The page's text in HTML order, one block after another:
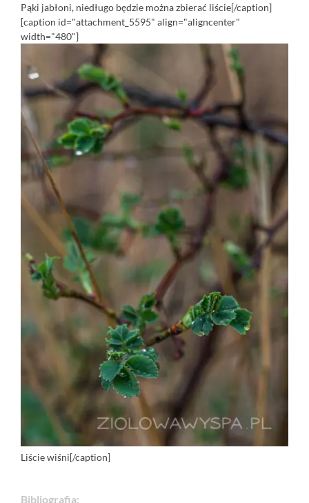
Pąki jabłoni, niedługo będzie można zbierać liście[/caption]
[caption id="attachment_5595" align="aligncenter"
width="480"]
Liście wiśni[/caption]
Bibliografia: